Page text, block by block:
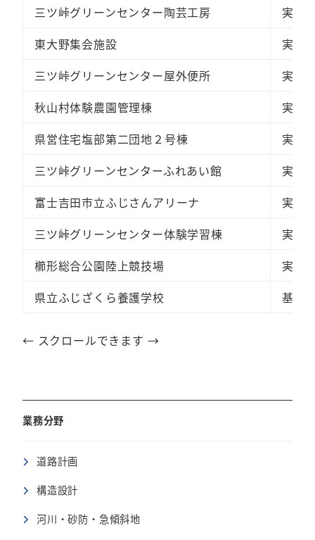
三ツ峠グリーンセンター陶芸工房
実施
東大野集会施設
実施
三ツ峠グリーンセンター屋外便所
実施
秋山村体験農園管理棟
実施
県営住宅塩部第二団地２号棟
実施
三ツ峠グリーンセンターふれあい館
実施
富士吉田市立ふじさんアリーナ
実施
三ツ峠グリーンセンター体験学習棟
実施
櫛形総合公園陸上競技場
実施
県立ふじざくら養護学校
基本
← スクロールできます →
業務分野
道路計画
構造設計
河川・砂防・急傾斜地